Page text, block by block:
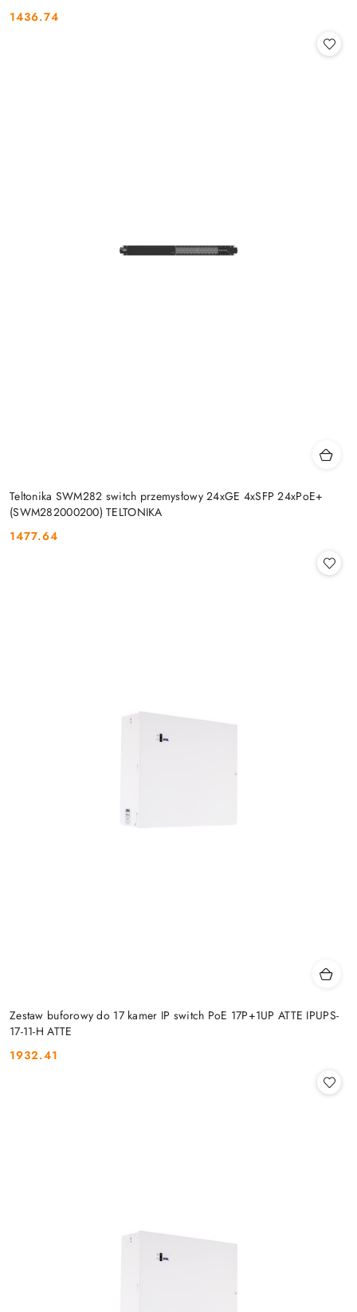
Cena:
1436.74
Teltonika SWM282 switch przemysłowy 24xGE 4xSFP 24xPoE+
(SWM282000200) TELTONIKA
Cena:
1477.64
Zestaw buforowy do 17 kamer IP switch PoE 17P+1UP ATTE IPUPS-
17-11-H ATTE
Cena:
1932.41